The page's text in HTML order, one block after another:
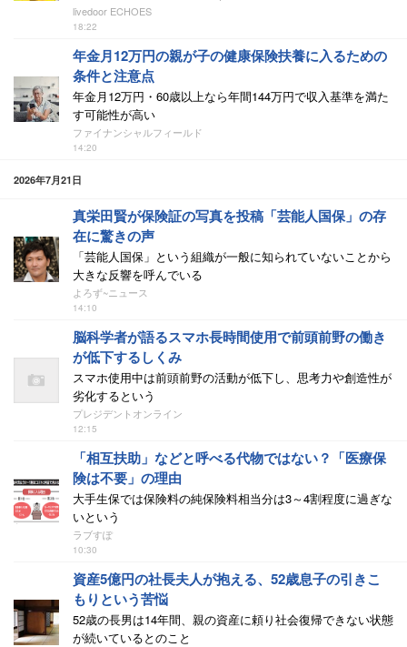
livedoor ECHOES
18:22
年金月12万円の親が子の健康保険扶養に入るための
条件と注意点
年金月12万円・60歳以上なら年間144万円で収入基準を満た
す可能性が高い
ファイナンシャルフィールド
14:20
2026年7月21日
真栄田賢が保険証の写真を投稿「芸能人国保」の存
在に驚きの声
「芸能人国保」という組織が一般に知られていないことから
大きな反響を呼んでいる
よろず~ニュース
14:10
脳科学者が語るスマホ長時間使用で前頭前野の働き
が低下するしくみ
スマホ使用中は前頭前野の活動が低下し、思考力や創造性が
劣化するという
プレジデントオンライン
12:15
「相互扶助」などと呼べる代物ではない？「医療保
険は不要」の理由
大手生保では保険料の純保険料相当分は3～4割程度に過ぎな
いという
ラブすぽ
10:30
資産5億円の社長夫人が抱える、52歳息子の引きこ
もりという苦悩
52歳の長男は14年間、親の資産に頼り社会復帰できない状態
が続いているとのこと